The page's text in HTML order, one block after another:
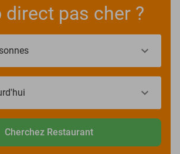
direct pas cher ?
Cherchez Restaurant